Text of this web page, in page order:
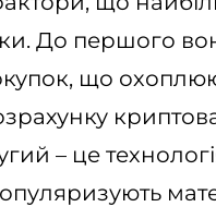
До першого
що
– це